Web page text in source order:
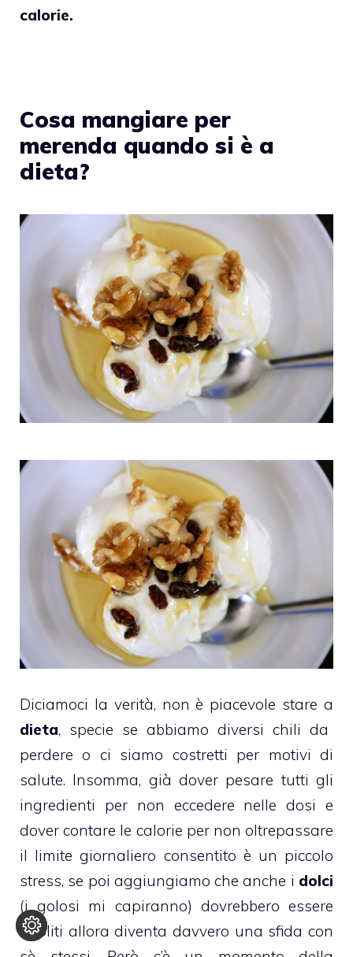
calorie.
Cosa mangiare per
merenda quando si è a
dieta?
Diciamoci la verità, non è piacevole stare a
dieta, specie se abbiamo diversi chili da
perdere o ci siamo costretti per motivi di
salute. Insomma, già dover pesare tutti gli
ingredienti per non eccedere nelle dosi e
dover contare le calorie per non oltrepassare
il limite giornaliero consentito è un piccolo
stress, se poi aggiungiamo che anche i dolci
(i golosi mi capiranno) dovrebbero essere
aboliti allora diventa davvero una sfida con